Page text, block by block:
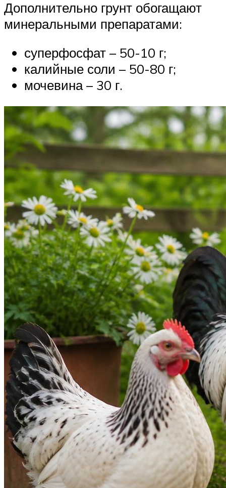
Дополнительно грунт обогащают
минеральными препаратами:
суперфосфат – 50-10 г;
калийные соли – 50-80 г;
мочевина – 30 г.